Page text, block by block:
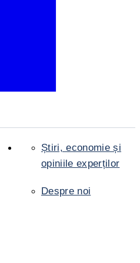
Știri, economie și
opiniile experților
Despre noi